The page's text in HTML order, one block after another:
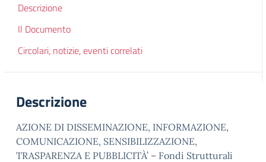
Descrizione
Il Documento
Circolari, notizie, eventi correlati
Descrizione
AZIONE DI DISSEMINAZIONE, INFORMAZIONE,
COMUNICAZIONE, SENSIBILIZZAZIONE,
TRASPARENZA E PUBBLICITÀ’ – Fondi Strutturali